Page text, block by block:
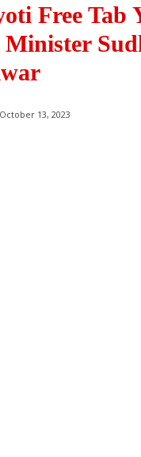
Free Tab
October 13, 2023